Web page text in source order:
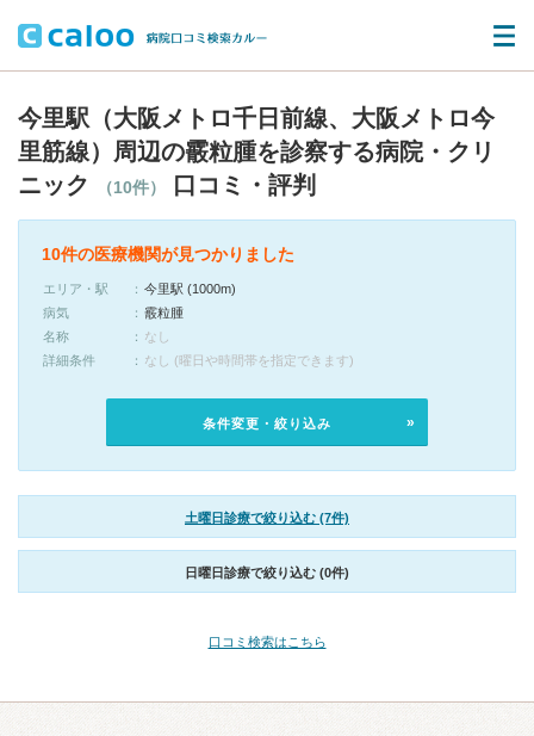
今里駅（大阪メトロ千日前線、大阪メトロ今
里筋線）周辺の霰粒腫を診察する病院・クリ
ニック
（10件） 口コミ・評判
10件の医療機関が見つかりました
エリア・駅
今里駅 (1000m)
病気
霰粒腫
名称
なし
詳細条件
なし (曜日や時間帯を指定できます)
条件変更・絞り込み
土曜日診療で絞り込む (7件)
日曜日診療で絞り込む (0件)
口コミ検索はこちら